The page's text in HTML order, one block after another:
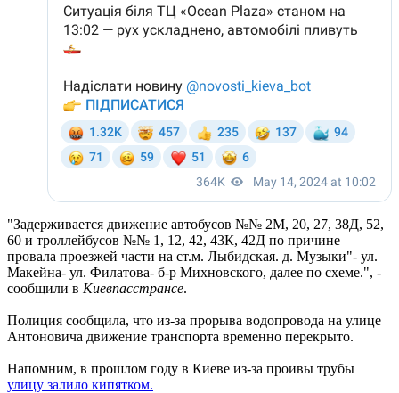
"Задерживается движение автобусов №№ 2М, 20, 27, 38Д, 52,
60 и троллейбусов №№ 1, 12, 42, 43К, 42Д по причине
провала проезжей части на ст.м. Лыбидская. д. Музыки"- ул.
Макейна- ул. Филатова- б-р Михновского, далее по схеме.", -
сообщили в Киевпасстрансе.
Полиция сообщила, что из-за прорыва водопровода на улице
Антоновича движение транспорта временно перекрыто.
Напомним, в прошлом году в Киеве из-за проивы трубы
улицу залило кипятком.